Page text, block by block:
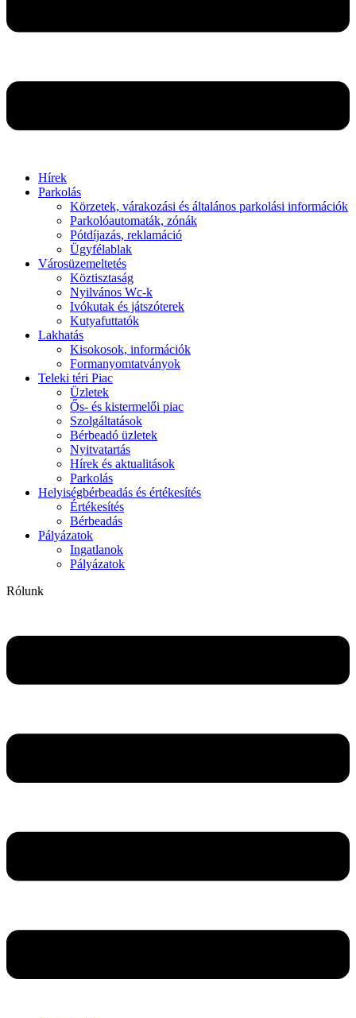
Hírek
Parkolás
Körzetek, várakozási és általános parkolási információk
Parkolóautomaták, zónák
Pótdíjazás, reklamáció
Ügyfélablak
Városüzemeltetés
Köztisztaság
Nyilvános Wc-k
Ivókutak és játszóterek
Kutyafuttatók
Lakhatás
Kisokosok, információk
Formanyomtatványok
Teleki téri Piac
Üzletek
Ős- és kistermelői piac
Szolgáltatások
Bérbeadó üzletek
Nyitvatartás
Hírek és aktualitások
Parkolás
Helyiségbérbeadás és értékesítés
Értékesítés
Bérbeadás
Pályázatok
Ingatlanok
Pályázatok
Rólunk